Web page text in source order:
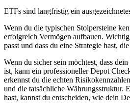
ETFs sind langfristig ein
Wenn du die typischen Stolpersteine
erfolgreich Vermögen aufbauen.
passt und dass du eine Strategie hast,
Wenn du sicher sein möchtest, dass
ist, kann ein professioneller Depot
erkennst du die echten
und die tatsächliche Währungsstruktur.
hast, kannst du entscheiden, wie dein